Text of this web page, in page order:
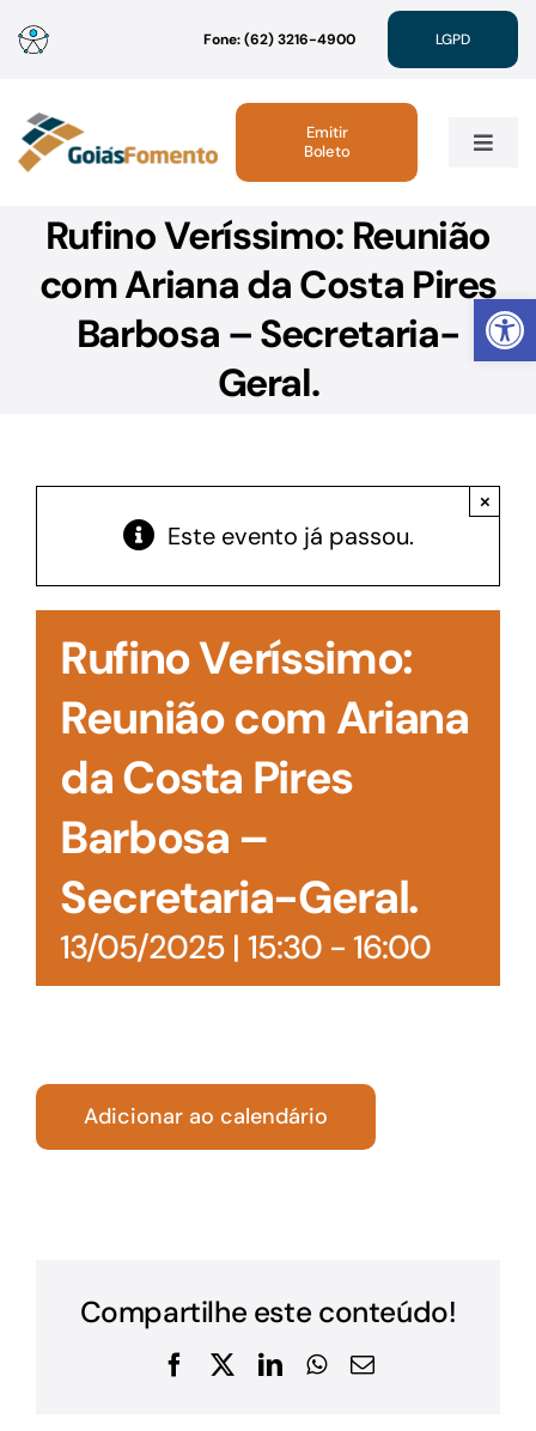
Abrir
para
conteúdo
Fone: (62) 3216-4900 LGPD
Toggle
Institucional
Acesso à Informação
Emitir
Boleto
Rufino Veríssimo: Reunião
com Ariana da Costa Pires
Barbosa – Secretaria-
Geral.
Este evento já passou.
×
Rufino Veríssimo:
Reunião com Ariana
da Costa Pires
Barbosa –
Secretaria-Geral.
13/05/2025 | 15:30- 16:00
Adicionar ao calendário
Compartilhe este conteúdo!
Facebook
X LinkedInWhatsApp
E-